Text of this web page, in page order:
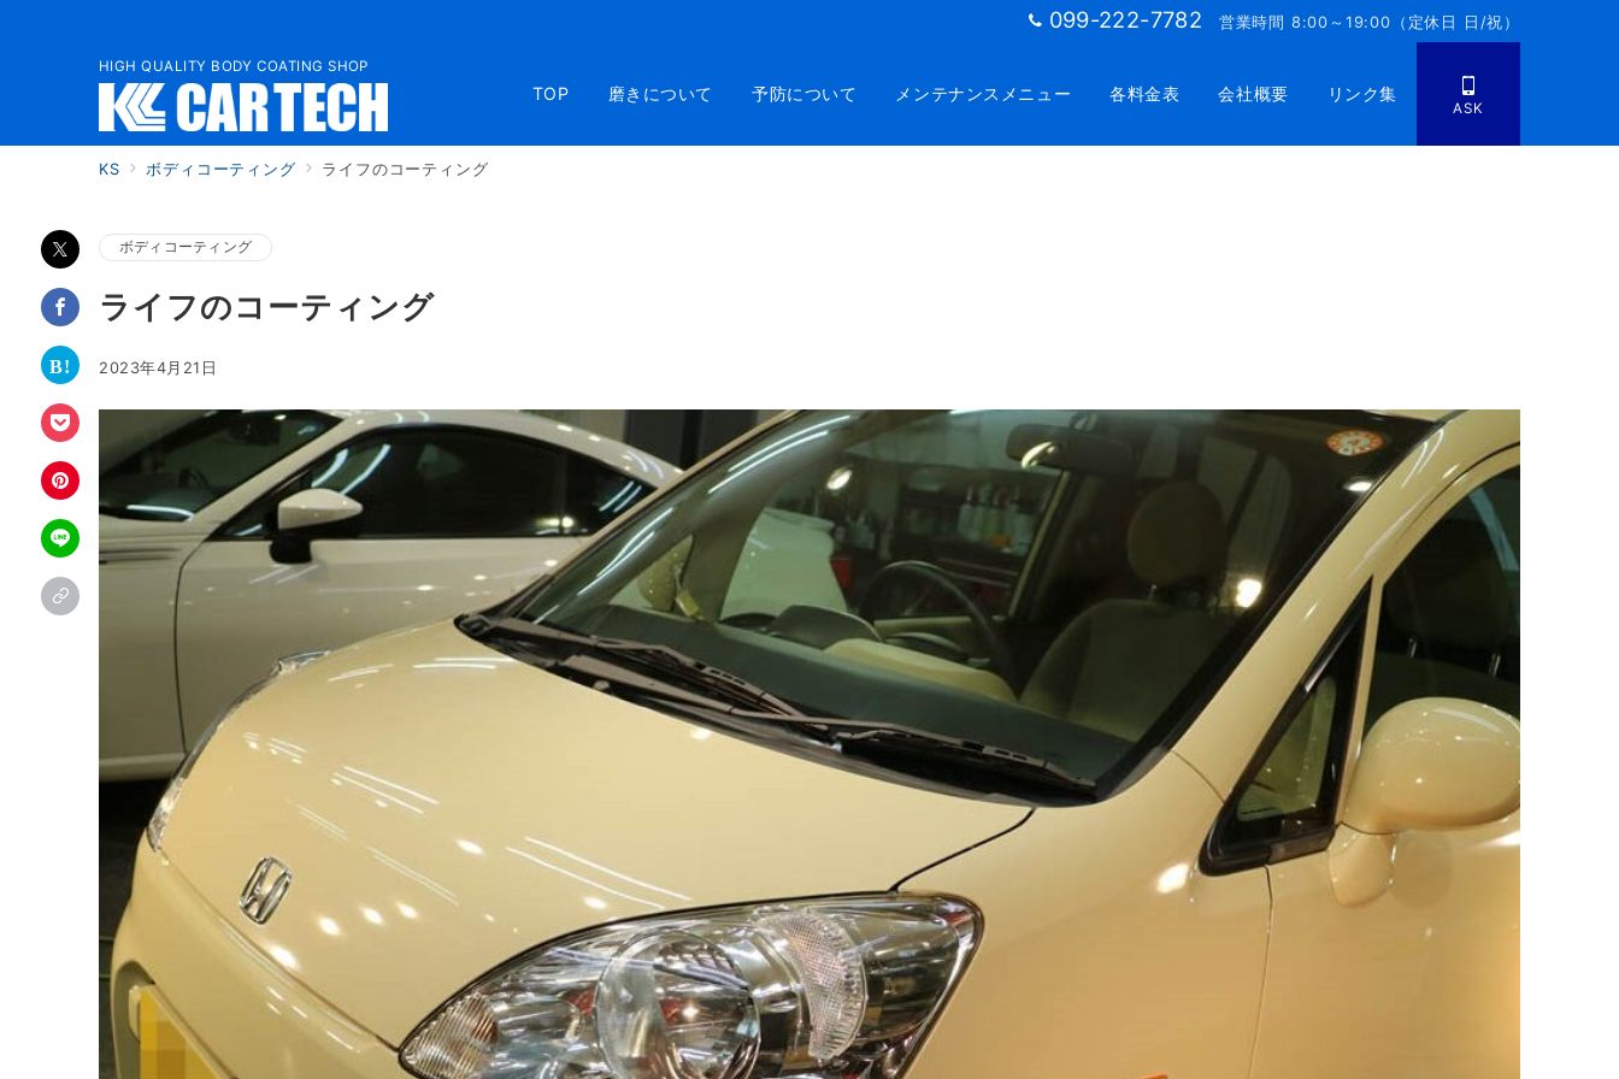
099-222-7782 営業時間 8:00～19:00（定休日 日/祝）
HIGH QUALITY BODY COATING SHOP
TOP 磨きについて 予防について メンテナンスメニュー 各料金表 会社概要 リンク集
ASK
KS ボディコーティング ライフのコーティング
ボディコーティング
ライフのコーティング
2023年4月21日